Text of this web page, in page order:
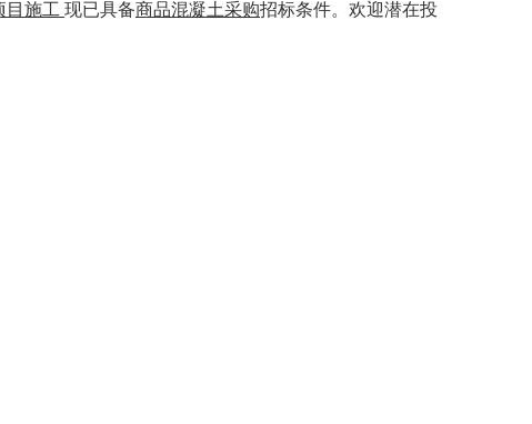
目施工 现已具备商品混凝土采购招标条件。欢迎潜在投